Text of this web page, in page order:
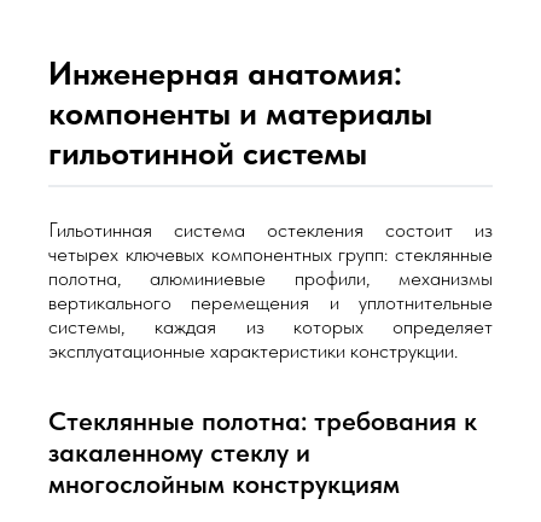
Инженерная анатомия:
компоненты и материалы
гильотинной системы
Гильотинная система остекления состоит из
четырех ключевых компонентных групп: стеклянные
полотна, алюминиевые профили, механизмы
вертикального перемещения и уплотнительные
системы, каждая из которых определяет
эксплуатационные характеристики конструкции.
Стеклянные полотна: требования к
закаленному стеклу и
многослойным конструкциям